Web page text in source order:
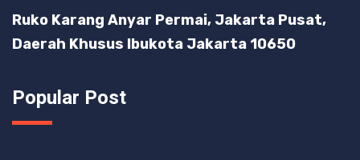
Ruko Karang Anyar Permai, Jakarta Pusat,
Daerah Khusus Ibukota Jakarta 10650
Popular Post